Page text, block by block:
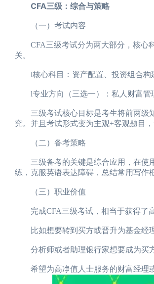
CFA三级：综合与策略
（一）考试内容
CFA三级考试分为两大部分，核心科
关。
l核心科目：资产配置、投资组合构
l专业方向（三选一）：私人财富管
三级考试核心目标是考生将前两级知
究。并且考试形式变为主观+客观题目
（二）备考策略
三级备考的关键是综合应用，在使用
练，克服英语表达障碍，总结常用写作
（三）职业价值
完成CFA三级考试，相当于获得了高
比如想要转到买方或晋升为基金经理
分析师或者助理银行家想要成为买方
希望为高净值人士服务的财富经理或